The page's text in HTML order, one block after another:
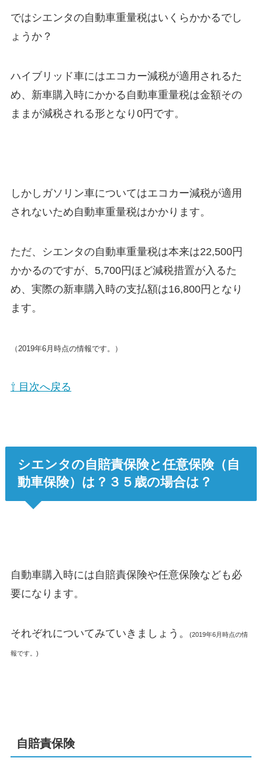
ではシエンタの自動車重量税はいくらかかるでし
ょうか？
ハイブリッド車にはエコカー減税が適用されるた
め、新車購入時にかかる自動車重量税は金額その
ままが減税される形となり0円です。
しかしガソリン車についてはエコカー減税が適用
されないため自動車重量税はかかります。
ただ、シエンタの自動車重量税は本来は22,500円
かかるのですが、5,700円ほど減税措置が入るた
め、実際の新車購入時の支払額は16,800円となり
ます。
（2019年6月時点の情報です。）
⇧ 目次へ戻る
シエンタの自賠責保険と任意保険（自
動車保険）は？３５歳の場合は？
自動車購入時には自賠責保険や任意保険なども必
要になります。
それぞれについてみていきましょう。 (2019年6月時点の情
報です。)
自賠責保険